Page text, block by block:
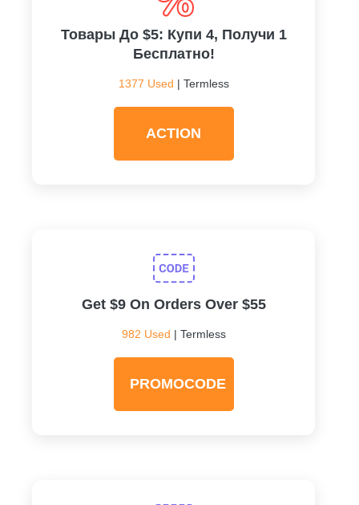
Товары До $5: Купи 4, Получи 1
Бесплатно!
1377 Used | Termless
ACTION
Get $9 On Orders Over $55
982 Used | Termless
PROMOCODE